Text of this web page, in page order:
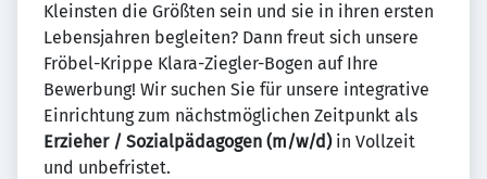
Kleinsten die Größten sein und sie in ihren ersten
Lebensjahren begleiten? Dann freut sich unsere
Fröbel-Krippe Klara-Ziegler-Bogen auf Ihre
Bewerbung! Wir suchen Sie für unsere integrative
Einrichtung zum nächstmöglichen Zeitpunkt als
Erzieher / Sozialpädagogen (m/w/d) in Vollzeit
und unbefristet.